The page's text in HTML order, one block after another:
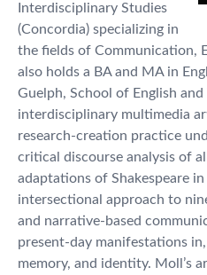
Interdisciplinary Studies
(Concordia) specializing in
the fields of Communication,
also holds a BA and MA in
Guelph, School of English and
interdisciplinary multimedia
research-creation practice
critical discourse analysis of
adaptations of Shakespeare in
intersectional approach to
and narrative-based
present-day manifestations
memory, and identity. Moll’s